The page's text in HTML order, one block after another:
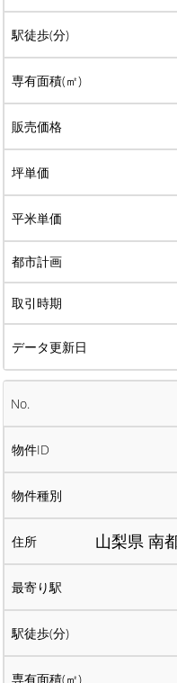
山梨県 南